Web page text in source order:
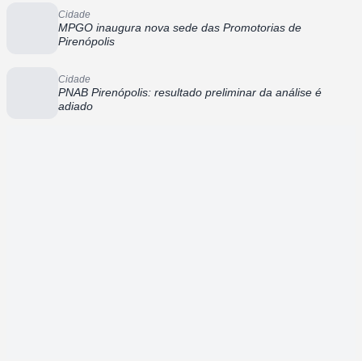
Cidade
MPGO inaugura nova sede das Promotorias de
Pirenópolis
Cidade
PNAB Pirenópolis: resultado preliminar da análise é
adiado